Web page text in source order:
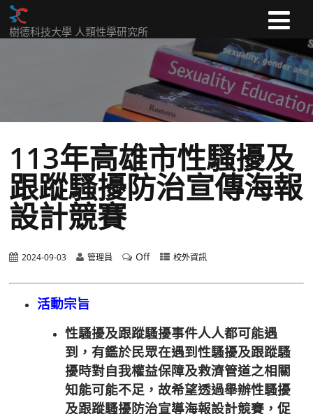
樹德科技大學 人類性學研究所
113年高雄市性騷擾及
跟蹤騷擾防治宣傳海報
設計競賽
2024-09-03 管理員 Off 校外資訊
活動宗旨
性騷擾及跟蹤騷擾事件人人都可能遇
到，有鑑於民眾在遇到性騷擾及跟蹤騷
擾時對自我權益保障及救濟管道之相關
知能可能不足，故希望透過舉辦性騷擾
及跟蹤騷擾防治宣導海報設計競賽，促